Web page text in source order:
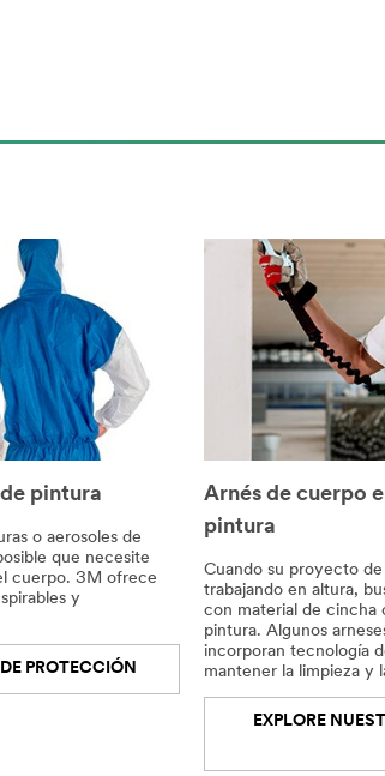
pintura
o aerosoles de
que necesite
cuerpo. 3M ofrece
y
PROTECCIÓN
Arnés de cuerpo
pintura
Cuando su proyecto
trabajando en altura,
con material de cincha
pintura. Algunos
incorporan tecnología
mantener la limpieza y
EXPLORE